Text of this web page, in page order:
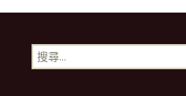
導
航搜
尋